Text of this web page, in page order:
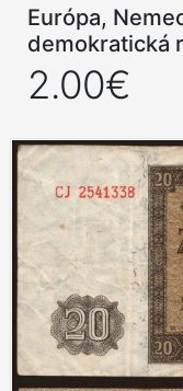
Európa,
demokratická
2.00€